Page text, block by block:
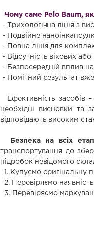
Чому саме Pelo Baum,
- Трихологічна лінія з
- Подвійне
- Повна лінія для
- Відсутність вікових
- Безпосередній вплив
- Помітний результат
Ефективність засобів
необхідні висновки та
відповідають високим
Безпека на всіх
транспортування до
підробок невідомого
1. Купуємо оригінальну
2. Перевіряємо
3. Перевіряємо